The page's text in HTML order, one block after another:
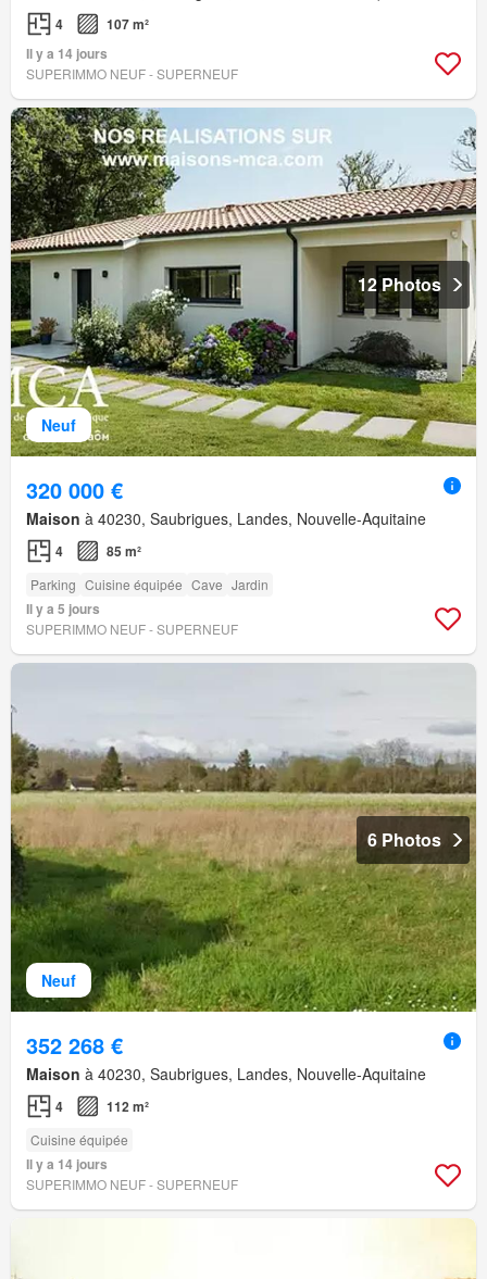
4
107 m²
Il y a 14 jours
SUPERIMMO NEUF - SUPERNEUF
Neuf
12 Photos
320 000 €
Maison à 40230, Saubrigues, Landes, Nouvelle-Aquitaine
4 85 m²
Parking Cuisine équipée Cave Jardin
Il y a 5 jours
SUPERIMMO NEUF - SUPERNEUF
Neuf
6 Photos
352 268 €
Maison à 40230, Saubrigues, Landes, Nouvelle-Aquitaine
4 112 m²
Cuisine équipée
Il y a 14 jours
SUPERIMMO NEUF - SUPERNEUF